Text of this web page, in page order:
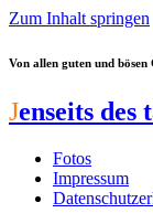
Zum Inhalt springen
Von allen guten und bösen
Jenseits des
Fotos
Impressum